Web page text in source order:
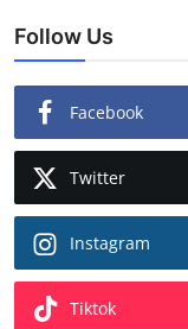
Follow Us
Facebook
Twitter
Instagram
Tiktok